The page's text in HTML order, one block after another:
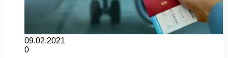
09.02.2021
0